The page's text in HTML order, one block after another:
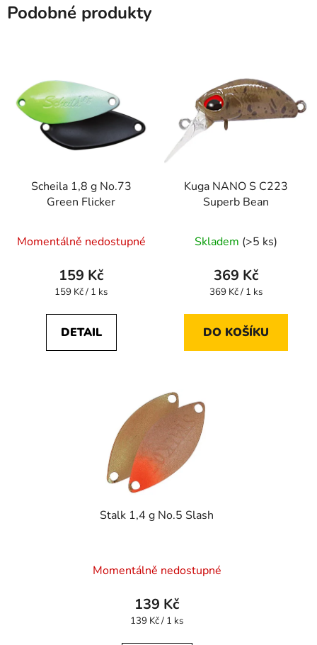
Podobné produkty
Scheila 1,8 g No.73
Green Flicker
Momentálně nedostupné
159 Kč
Měrná
159 Kč / 1 ks
DETAIL
Kuga NANO S C223
Superb Bean
Skladem (>5 ks)
369 Kč
Měrná
369 Kč / 1 ks
DO KOŠÍKU
Stalk 1,4 g No.5 Slash
Momentálně nedostupné
139 Kč
Měrná
139 Kč / 1 ks